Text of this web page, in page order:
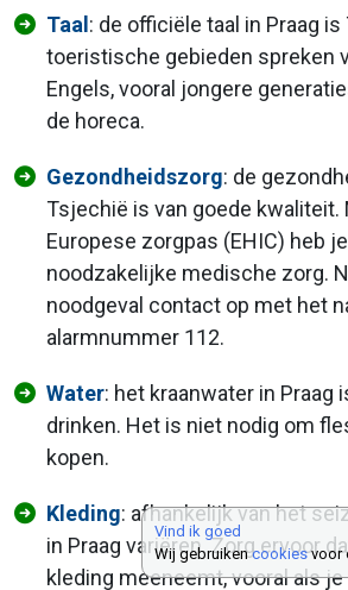
Taal : de officiële taal in Praag
toeristische gebieden spreken
Engels, vooral jongere
de horeca.
Gezondheidszorg: de
Tsjechië is van goede kwaliteit.
Europese zorgpas (EHIC) heb
noodzakelijke medische zorg.
noodgeval contact op met het
alarmnummer 112.
Water: het kraanwater in Praag
drinken. Het is niet nodig om
kopen.
Kleding: afhankelijk van het
in Praag variëren. Zorg ervoor
kleding meeneemt, vooral als
Vind ik goed
Wij gebruikencookiesvoor